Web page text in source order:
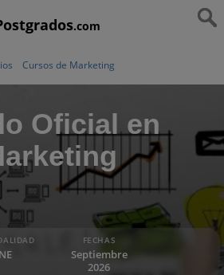
.com
Cursos de Marketing
Oficial en
FECHAS
Septiembre
2026